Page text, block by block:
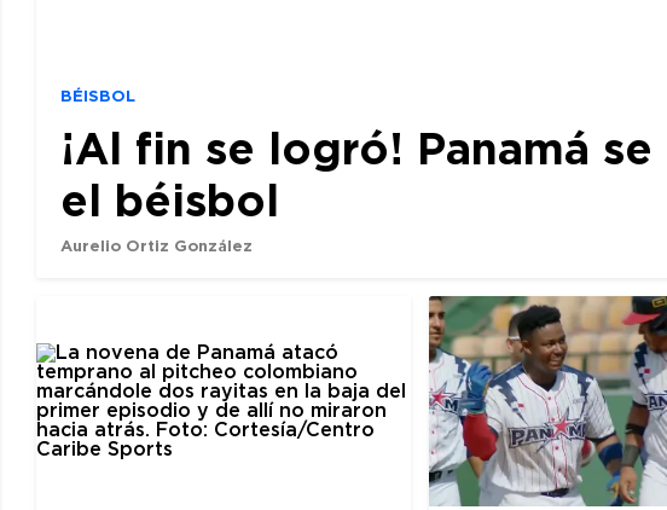
BÉISBOL
¡Al fin se logró! Panamá
el béisbol
Aurelio Ortiz González